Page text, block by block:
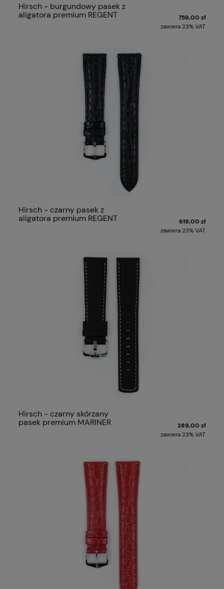
Hirsch - burgundowy pasek z
aligatora premium REGENT
759,00 zł
zawiera 23% VAT
Hirsch - czarny pasek z
aligatora premium REGENT
619,00 zł
zawiera 23% VAT
Hirsch - czarny skórzany
pasek premium MARINER
289,00 zł
zawiera 23% VAT